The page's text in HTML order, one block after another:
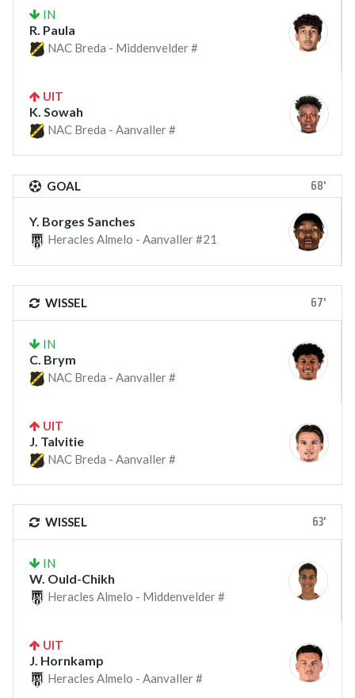
IN
R. Paula
NAC Breda - Middenvelder #
UIT
K. Sowah
NAC Breda - Aanvaller #
GOAL 68'
Y. Borges Sanches
Heracles Almelo - Aanvaller #21
WISSEL 67'
IN
C. Brym
NAC Breda - Aanvaller #
UIT
J. Talvitie
NAC Breda - Aanvaller #
WISSEL 63'
IN
W. Ould-Chikh
Heracles Almelo - Middenvelder #
UIT
J. Hornkamp
Heracles Almelo - Aanvaller #